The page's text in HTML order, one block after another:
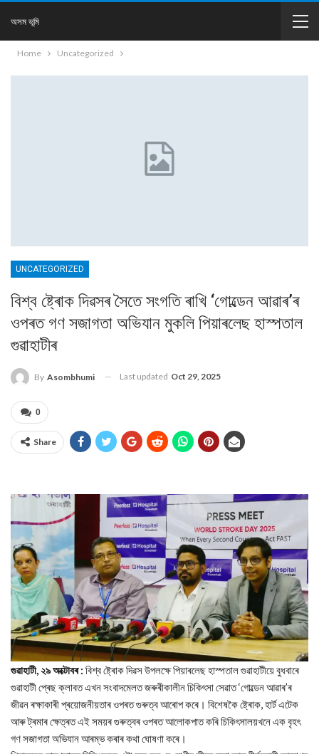
অসম ভূমি
Home Uncategorized
UNCATEGORIZED
বিশ্ব ষ্ট্ৰোক দিৱসৰ সৈতে সংগতি ৰাখি ‘গোল্ডেন আৱাৰ’ৰ
ওপৰত গণ সজাগতা অভিযান মুকলি পিয়াৰলেছ হাস্পতাল
গুৱাহাটীৰ
By Asombhumi Last updated Oct 29, 2025
0
Share
গুৱাহাটী, ২৯ অক্টোবৰ : বিশ্ব ষ্ট্ৰোক দিৱস উপলক্ষে পিয়াৰলেছ হাস্পতাল গুৱাহাটীয়ে বুধবাৰে
গুৱাহাটী প্ৰেছ ক্লাবত এখন সংবাদমেলত জৰুৰীকালীন চিকিৎসা সেৱাত ‘গোল্ডেন আৱাৰ’ৰ
জীৱন ৰক্ষাকাৰী প্ৰয়োজনীয়তাৰ ওপৰত গুৰুত্ব আৰোপ কৰে। বিশেষকৈ ষ্ট্ৰোক, হাৰ্ট এটেক
আৰু ট্ৰমাৰ ক্ষেত্ৰত এই সময়ৰ গুৰুত্বৰ ওপৰত আলোকপাত কৰি চিকিৎসালয়খনে এক বৃহৎ
গণ সজাগতা অভিযান আৰম্ভ কৰাৰ কথা ঘোষণা কৰে।